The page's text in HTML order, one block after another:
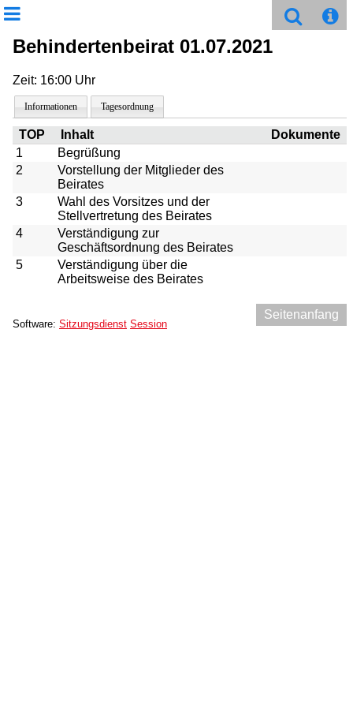
Behindertenbeirat 01.07.2021
Zeit: 16:00 Uhr
Informationen Tagesordnung
TOP Inhalt
Dokumente
1
Begrüßung
2
Vorstellung der Mitglieder des
Beirates
3
Wahl des Vorsitzes und der
Stellvertretung des Beirates
4
Verständigung zur
Geschäftsordnung des Beirates
5
Verständigung über die
Arbeitsweise des Beirates
Seitenanfang
Software: Sitzungsdienst Session